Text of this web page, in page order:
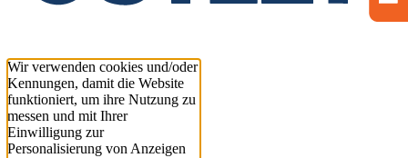
Wir verwenden cookies und/oder
Kennungen, damit die Website
funktioniert, um ihre Nutzung zu
messen und mit Ihrer
Einwilligung zur
Personalisierung von Anzeigen